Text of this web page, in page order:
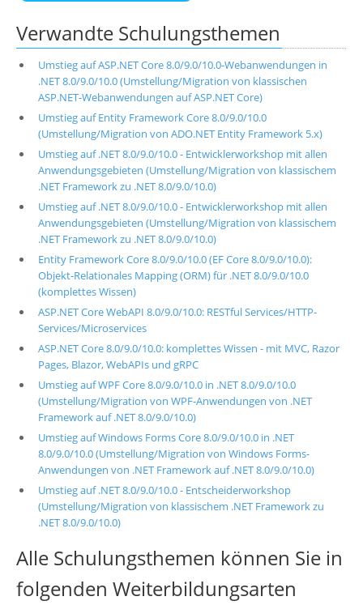
Verwandte Schulungsthemen
Umstieg auf ASP.NET Core 8.0/9.0/10.0-Webanwendungen in
.NET 8.0/9.0/10.0 (Umstellung/Migration von klassischen
ASP.NET-Webanwendungen auf ASP.NET Core)
Umstieg auf Entity Framework Core 8.0/9.0/10.0
(Umstellung/Migration von ADO.NET Entity Framework 5.x)
Umstieg auf .NET 8.0/9.0/10.0 - Entwicklerworkshop mit allen
Anwendungsgebieten (Umstellung/Migration von klassischem
.NET Framework zu .NET 8.0/9.0/10.0)
Umstieg auf .NET 8.0/9.0/10.0 - Entwicklerworkshop mit allen
Anwendungsgebieten (Umstellung/Migration von klassischem
.NET Framework zu .NET 8.0/9.0/10.0)
Entity Framework Core 8.0/9.0/10.0 (EF Core 8.0/9.0/10.0):
Objekt-Relationales Mapping (ORM) für .NET 8.0/9.0/10.0
(komplettes Wissen)
ASP.NET Core WebAPI 8.0/9.0/10.0: RESTful Services/HTTP-
Services/Microservices
ASP.NET Core 8.0/9.0/10.0: komplettes Wissen - mit MVC, Razor
Pages, Blazor, WebAPIs und gRPC
Umstieg auf WPF Core 8.0/9.0/10.0 in .NET 8.0/9.0/10.0
(Umstellung/Migration von WPF-Anwendungen von .NET
Framework auf .NET 8.0/9.0/10.0)
Umstieg auf Windows Forms Core 8.0/9.0/10.0 in .NET
8.0/9.0/10.0 (Umstellung/Migration von Windows Forms-
Anwendungen von .NET Framework auf .NET 8.0/9.0/10.0)
Umstieg auf .NET 8.0/9.0/10.0 - Entscheiderworkshop
(Umstellung/Migration von klassischem .NET Framework zu
.NET 8.0/9.0/10.0)
Alle Schulungsthemen können Sie in
folgenden Weiterbildungsarten